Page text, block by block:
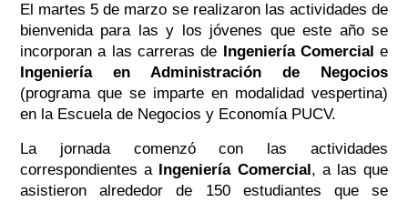
El martes 5 de marzo se realizaron las actividades de
bienvenida para las y los jóvenes que este año se
incorporan a las carreras de
Ingeniería Comercial e
Ingeniería en Administración de Negocios
(programa que se imparte en modalidad vespertina)
en la Escuela de Negocios y Economía PUCV.
La jornada comenzó con las actividades
correspondientes a
Ingeniería Comercial , a las que
asistieron alrededor de 150 estudiantes que se